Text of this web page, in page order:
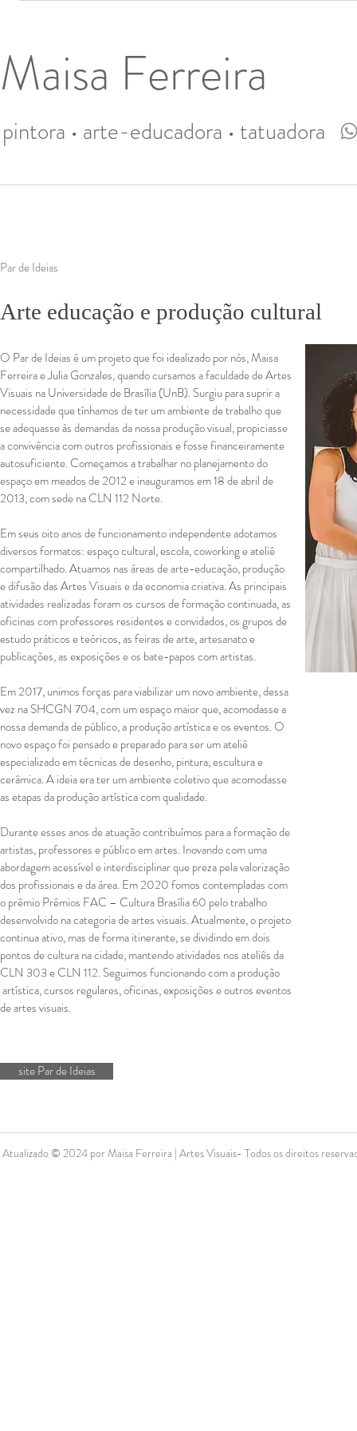
Maisa Ferreira
pintora • arte-educadora • tatuadora
Par de Ideias
Arte educação e produção cultural
O Par de Ideias é um projeto que foi idealizado por nós, Maisa
Ferreira e Julia Gonzales, quando cursamos a faculdade de Artes
Visuais na Universidade de Brasília (UnB). Surgiu para suprir a
necessidade que tínhamos de ter um ambiente de trabalho que
se adequasse às demandas da nossa produção visual, propiciasse
a convivência com outros profissionais e fosse financeiramente
autosuficiente. Começamos a trabalhar no planejamento do
espaço em meados de 2012 e inauguramos em 18 de abril de
2013, com sede na CLN 112 Norte.
Em seus oito anos de funcionamento independente adotamos
diversos formatos: espaço cultural, escola, coworking e ateliê
compartilhado. Atuamos nas áreas de arte-educação, produção
e difusão das Artes Visuais e da economia criativa. As principais
atividades realizadas foram os cursos de formação continuada, as
oficinas com professores residentes e convidados, os grupos de
estudo práticos e teóricos, as feiras de arte, artesanato e
publicações, as exposições e os bate-papos com artistas.
Em 2017, unimos forças para viabilizar um novo ambiente, dessa
vez na SHCGN 704, com um espaço maior que, acomodasse a
nossa demanda de público, a produção artística e os eventos. O
novo espaço foi pensado e preparado para ser um ateliê
especializado em técnicas de desenho, pintura, escultura e
cerâmica. A ideia era ter um ambiente coletivo que acomodasse​
as etapas da produção artística com qualidade.
Durante esses anos de atuação contribuímos para a formação de
artistas, professores e público em artes. Inovando com uma
abordagem acessível e interdisciplinar que preza pela valorização
dos profissionais e da área. Em 2020 fomos contempladas com
o prêmio Prêmios FAC – Cultura Brasília 60 pelo trabalho
desenvolvido na categoria de artes visuais. Atualmente, o projeto
continua ativo, mas de forma itinerante, se dividindo em dois
pontos de cultura na cidade, mantendo atividades nos ateliês da
CLN 303 e CLN 112. Seguimos funcionando com a produção
artística, cursos regulares, oficinas, exposições e outros eventos
de artes visuais.
site Par de Ideias
Atualizado © 2024 por Maisa Ferreira | Artes Visuais- Todos os direitos